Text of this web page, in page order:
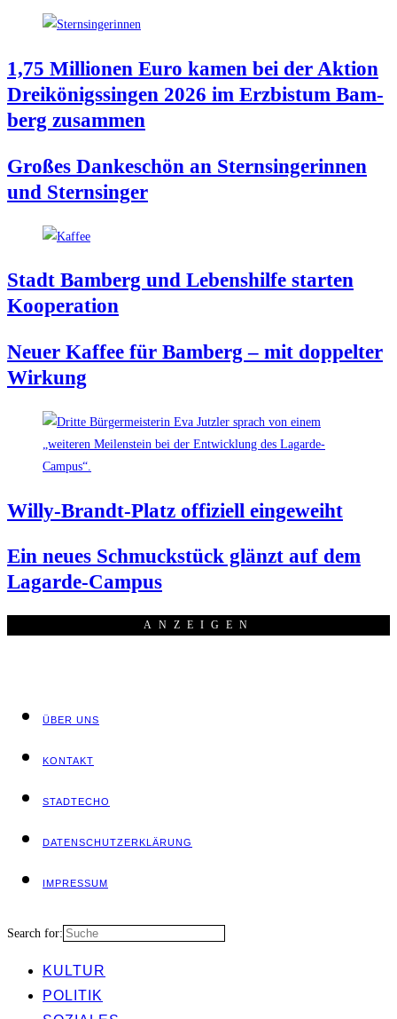
1,75 Mil­lio­nen Euro kamen bei der Akti­on
Drei­kö­nigs­sin­gen 2026 im Erz­bis­tum Bam­
berg zusammen
Gro­ßes Dan­ke­schön an Stern­sin­ge­rin­nen
und Sternsinger
Stadt Bam­berg und Lebens­hil­fe star­ten
Kooperation
Neu­er Kaf­fee für Bam­berg – mit dop­pel­ter
Wirkung
Wil­ly-Brandt-Platz offi­zi­ell eingeweiht
Ein neu­es Schmuck­stück glänzt auf dem
Lagarde-Campus
ANZEI­GEN
ÜBER UNS
KON­TAKT
STADT­ECHO
DATEN­SCHUTZ­ER­KLÄ­RUNG
IMPRES­SUM
Search for:
KUL­TUR
POLI­TIK